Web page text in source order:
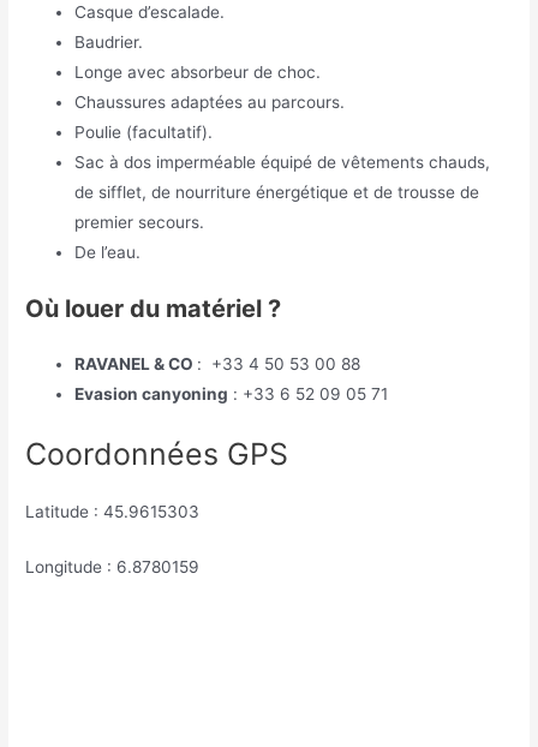
Casque d’escalade.
Baudrier.
Longe avec absorbeur de choc.
Chaussures adaptées au parcours.
Poulie (facultatif).
Sac à dos imperméable équipé de vêtements chauds,
de sifflet, de nourriture énergétique et de trousse de
premier secours.
De l’eau.
Où louer du matériel ?
RAVANEL & CO : +33 4 50 53 00 88
Evasion canyoning : +33 6 52 09 05 71
Coordonnées GPS
Latitude : 45.9615303
Longitude : 6.8780159